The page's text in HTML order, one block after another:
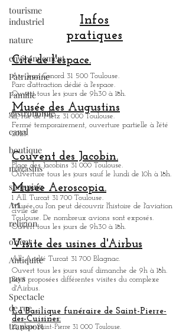
tourisme
industriel
nature
environnement
Patrimoine
Famille
gastronomie
canal
boutique
magasins
shopping
Art
religion
orient
Antiquité
pays
Spectacle
de rue
transport
pratiques
Cité de l'espace.
Av. Jean Gonord 31 500 Toulouse.
Parc d'attraction dédié à l'espace.
Ouvert tous les jours de 9h30 à 18h.
Musée des Augustins
21, rue de Metz 31 000 Toulouse.
Fermé temporairement, ouverture partielle à l'été
2023.
Couvent des Jacobin.
Place des Jacobins 31 000 Toulouse.
Ouverture tous les jours sauf le lundi de 10h à 18h.
Musée Aeroscopia.
1 All. Turcat 31 700 Toulouse.
civile de
Toulouse. De nombreux avions sont exposés.
Ouvert tous les jours de 9h30 à 18h.
Visite des usines d'Airbus
All. André Turcat 31 700 Blagnac.
Ouvert tous les jours sauf dimanche de 9h à 18h.
Sont proposées différentes visites du complexe
d'Airbus.